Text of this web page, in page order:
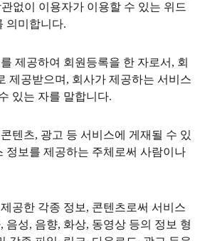
없이 이용자가 이용할 수 있는 위드
의미합니다.
제공하여 회원등록을 한 자로서, 회
제공받으며, 회사가 제공하는 서비스
있는 자를 말합니다.
텐츠, 광고 등 서비스에 게재될 수 있
정보를 제공하는 주체로써 사람이나
공한 각종 정보, 콘텐츠로써 서비스
음성, 음향, 화상, 동영상 등의 정보 형